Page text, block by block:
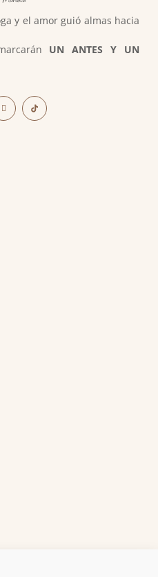
y el amor guió almas hacia
UN ANTES Y UN